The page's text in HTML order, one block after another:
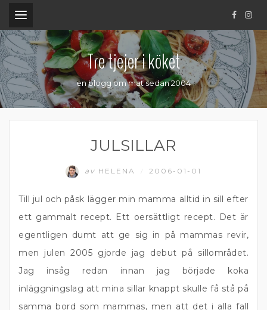
.
Tre tjejer i köket
en blogg om mat sedan 2004
JULSILLAR
av HELENA 2006-01-01
Till jul och påsk lägger min mamma alltid in sill efter
ett gammalt recept. Ett oersättligt recept. Det är
egentligen dumt att ge sig in på mammas revir,
men julen 2005 gjorde jag debut på sillområdet.
Jag insåg redan innan jag började koka
inläggningslag att mina sillar knappt skulle få stå på
samma bord som mammas, men att det i alla fall